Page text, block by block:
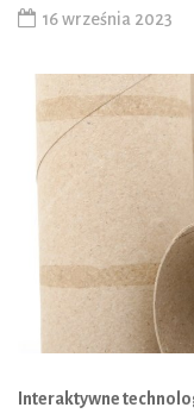
16 września 2023
Interaktywne